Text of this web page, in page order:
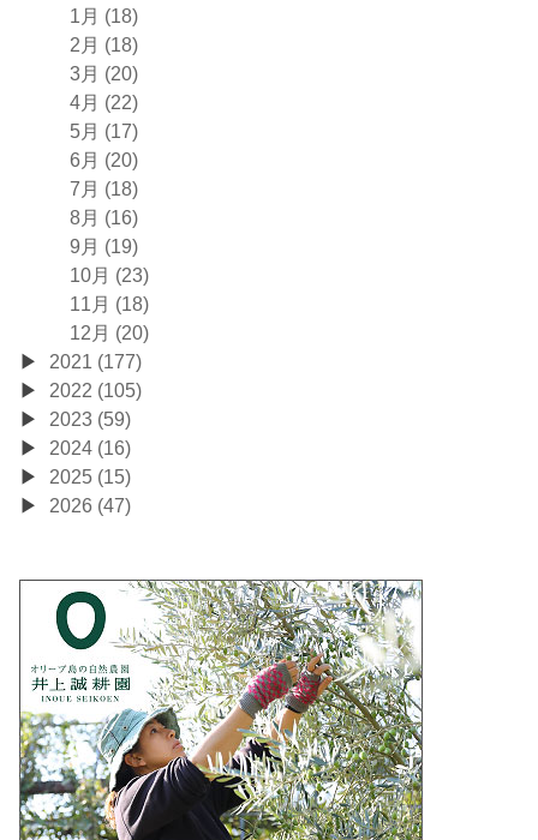
1月 (18)
2月 (18)
3月 (20)
4月 (22)
5月 (17)
6月 (20)
7月 (18)
8月 (16)
9月 (19)
10月 (23)
11月 (18)
12月 (20)
2021 (177)
2022 (105)
2023 (59)
2024 (16)
2025 (15)
2026 (47)